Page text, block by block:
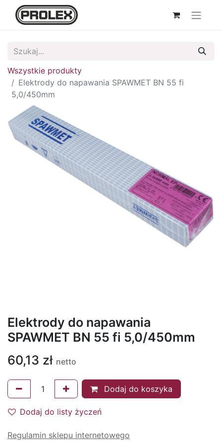
Wszystkie produkty
Elektrody do napawania SPAWMET BN 55 fi
5,0/450mm
Elektrody do napawania
SPAWMET BN 55 fi 5,0/450mm
60,13 zł netto
Dodaj do koszyka
Dodaj do listy życzeń
Regulamin sklepu internetowego